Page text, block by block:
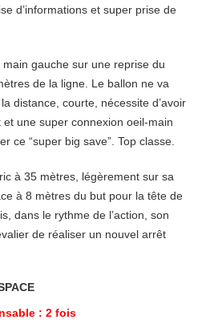
d’informations et super prise de
gauche sur une reprise du
de la ligne. Le ballon ne va
distance, courte, nécessite d’avoir
une super connexion oeil-main
ce “super big save”. Top classe.
à 35 mètres, légèrement sur sa
à 8 mètres du but pour la tête de
dans le rythme de l’action, son
de réaliser un nouvel arrêt
: 2 fois